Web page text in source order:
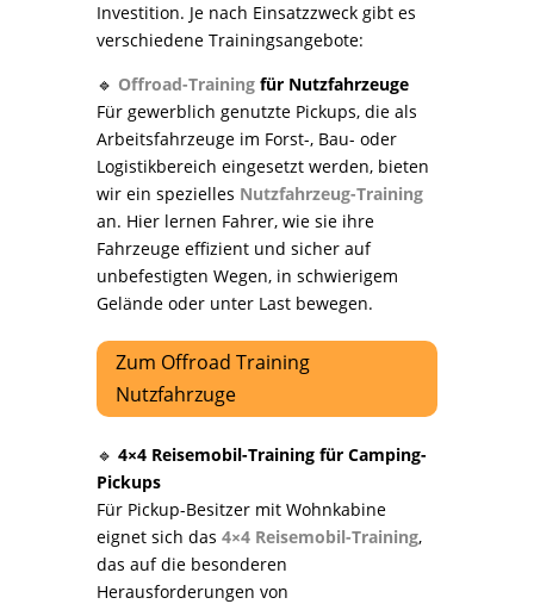
Investition. Je nach Einsatzzweck gibt es
verschiedene Trainingsangebote:
🔹 Offroad-Trainingfür Nutzfahrzeuge
Für gewerblich genutzte Pickups, die als
Arbeitsfahrzeuge im Forst-, Bau- oder
Logistikbereich eingesetzt werden, bieten
wir ein spezielles Nutzfahrzeug-Training
an. Hier lernen Fahrer, wie sie ihre
Fahrzeuge effizient und sicher auf
unbefestigten Wegen, in schwierigem
Gelände oder unter Last bewegen.
Zum Offroad Training
Nutzfahrzuge
🔹 4×4 Reisemobil-Training für Camping-
Pickups
Für Pickup-Besitzer mit Wohnkabine
eignet sich das 4×4 Reisemobil-Training,
das auf die besonderen
Herausforderungen von